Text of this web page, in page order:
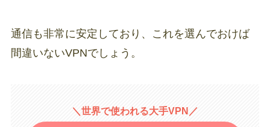
通信も非常に安定しており、これを選んでおけば
間違いないVPNでしょう。
＼世界で使われる大手VPN／